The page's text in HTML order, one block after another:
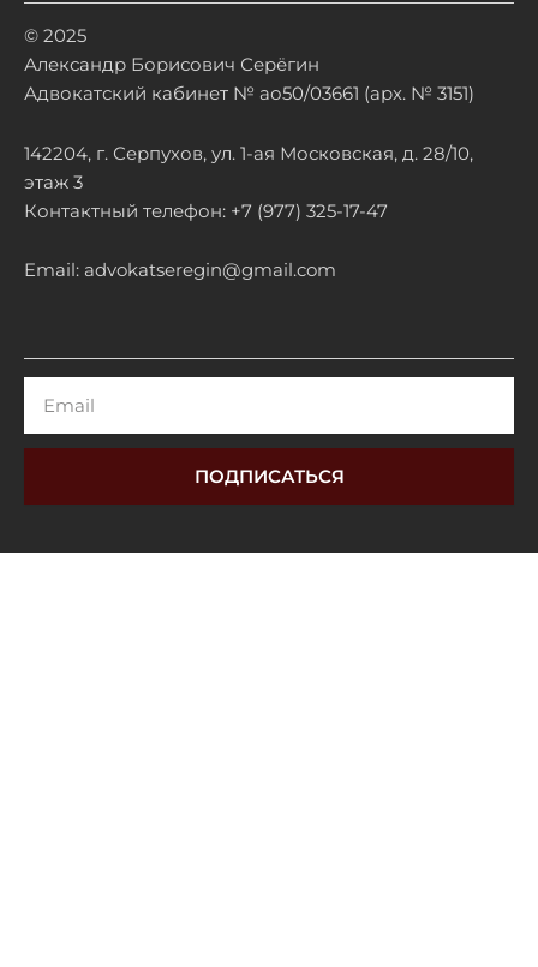
© 2025
Александр Борисович Серёгин
Адвокатский кабинет № ао50/03661 (арх. № 3151)
142204, г. Серпухов, ул. 1-ая Московская, д. 28/10,
этаж 3
Контактный телефон: +7 (977) 325-17-47
Email: advokatseregin@gmail.com
ПОДПИСАТЬСЯ